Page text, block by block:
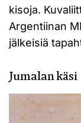
kisoja.
Argentiinan
jälkeisiä
Jumalan käsi